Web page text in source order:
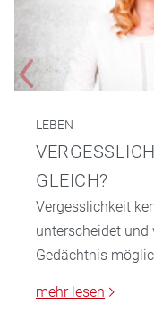
LEBEN
GLEICH?
Vergesslichkeit
unterscheidet und
Gedächtnis
mehr lesen